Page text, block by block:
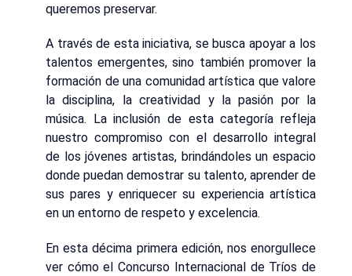
queremos preservar.
A través de esta iniciativa, se busca apoyar a los
talentos emergentes, sino también promover la
formación de una comunidad artística que valore
la disciplina, la creatividad y la pasión por la
música. La inclusión de esta categoría refleja
nuestro compromiso con el desarrollo integral
de los jóvenes artistas, brindándoles un espacio
donde puedan demostrar su talento, aprender de
sus pares y enriquecer su experiencia artística
en un entorno de respeto y excelencia.
En esta décima primera edición, nos enorgullece
ver cómo el Concurso Internacional de Tríos de